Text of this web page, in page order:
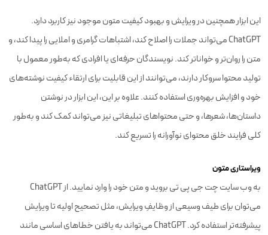
این ابزار همچنین در ویرایش و بهبود کیفیت متون موجود نیز کاربرد دارد.
ChatGPT می‌تواند جملات را اصلاح کند، اشتباهات گرامری و املایی را پیدا کند، و
متن را روان‌تر و خواناتر کند. نویسندگان حرفه‌ای یا افرادی که به‌طور معمول با
تولید محتوا سروکار دارند، می‌توانند از این قابلیت برای ارتقاء کیفیت نوشته‌های
خود و افزایش بهره‌وری استفاده کنند. علاوه بر این، این ابزار در نوشتن
داستان‌ها، شعرها، و حتی محتواهای تبلیغاتی نیز می‌تواند کمک کند و به‌طور
کلی فرایند خلق محتوای نوآورانه را تسریع کند.
ویراستاری متون
به وب سایت چت جی پی تی بروید و متن خود را وارد نمایید. از ChatGPT
می‌توان برای طیف وسیعی از وظایفِ ویرایش، مثل تصحیح اولیه تا ویرایش
پیشرفته‌تر استفاده کرد. ChatGPT می‌تواند به یافتن خطاهای اساسی مانند